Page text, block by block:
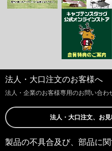
法人・大口注文のお客様へ
法人・企業のお客様専用のお問い合わ
法人・大口注文、お
製品の不具合及び、部品に